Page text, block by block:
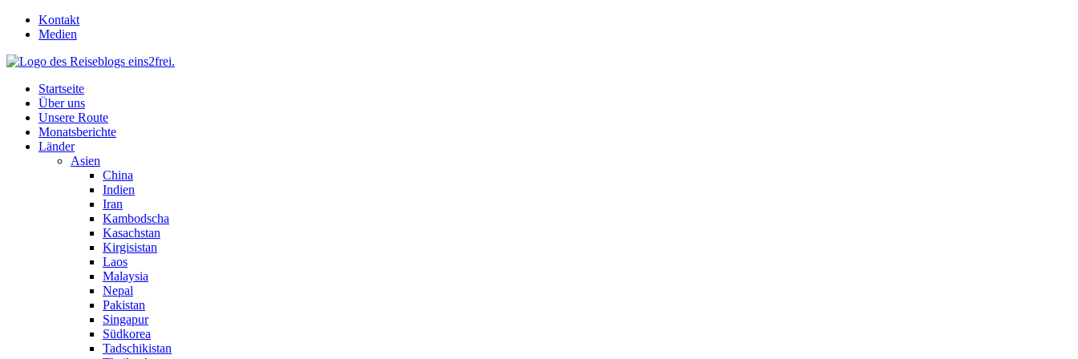
Skip
Kontakt
Medien
Startseite
Über uns
Unsere Route
Monatsberichte
Länder
Asien
China
Indien
Iran
Kambodscha
Kasachstan
Kirgisistan
Laos
Malaysia
Nepal
Pakistan
Singapur
Südkorea
Tadschikistan